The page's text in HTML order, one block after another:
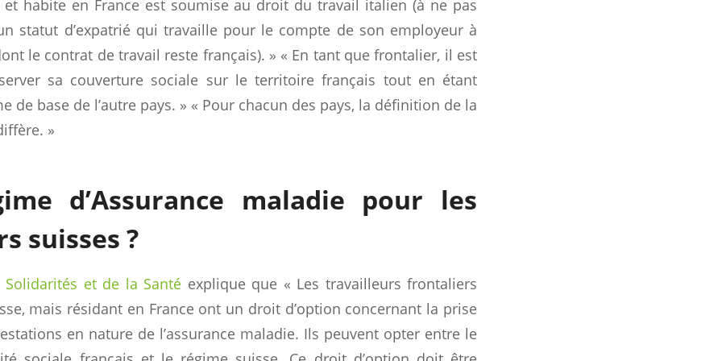
habite en France est soumise au droit du travail italien (à ne pas
statut d’expatrié qui travaille pour le compte de son employeur à
le contrat de travail reste français). » « En tant que frontalier, il est
sa couverture sociale sur le territoire français tout en étant
de base de l’autre pays. » « Pour chacun des pays, la définition de la
»
d’Assurance maladie pour les
suisses ?
et de la Santé explique que « Les travailleurs frontaliers
mais résidant en France ont un droit d’option concernant la prise
en nature de l’assurance maladie. Ils peuvent opter entre le